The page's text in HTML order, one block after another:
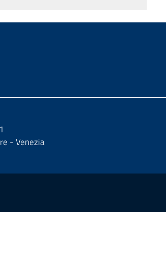
- Venezia